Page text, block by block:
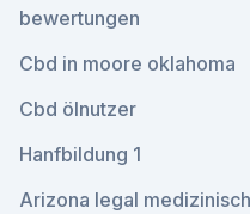
bewertungen
Cbd in moore oklahoma
Cbd ölnutzer
Hanfbildung 1
Arizona legal